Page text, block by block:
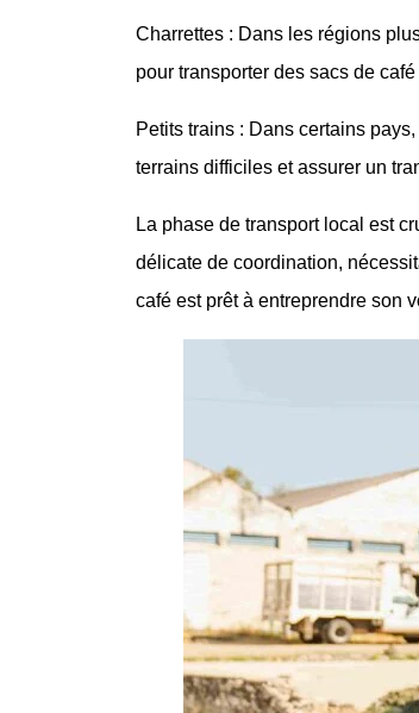
Charrettes : Dans les régions
pour transporter des sacs de
Petits trains : Dans certains
terrains difficiles et assurer un
La phase de transport local est
délicate de coordination,
café est prêt à entreprendre son